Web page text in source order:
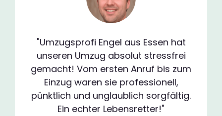
"Umzugsprofi Engel aus Essen hat
unseren Umzug absolut stressfrei
gemacht! Vom ersten Anruf bis zum
Einzug waren sie professionell,
pünktlich und unglaublich sorgfältig.
Ein echter Lebensretter!"